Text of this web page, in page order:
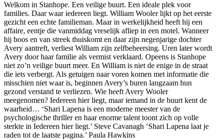
Welkom in Stanhope. Een veilige buurt. Een ideale plek voor
families. Daar waar iedereen liegt. William Wooler lijkt op het eerste
gezicht een echte familieman. Maar in werkelijkheid heeft hij een
affaire, eentje die vanmiddag vreselijk afliep in een motel. Wanneer
hij boos en van streek thuiskomt en daar zijn negenjarige dochter
Avery aantreft, verliest William zijn zelfbeheersing. Uren later wordt
Avery door haar familie als vermist verklaard. Opeens is Stanhope
niet zo’n veilige buurt meer. En William is niet de enige in de straat
die iets verbergt. Als getuigen naar voren komen met informatie die
misschien niet waar is, beginnen Avery’s buren langzaam hun
gezond verstand te verliezen. Wie heeft Avery Wooler
meegenomen? Iedereen hier liegt, maar iemand in de buurt kent de
waarheid… ‘Shari Lapena is een moderne meester van de
psychologische thriller en haar enorme talent toont zich op volle
sterkte in Iedereen hier liegt.’ Steve Cavanagh ‘Shari Lapena laat je
raden tot de laatste pagina.’ Paula Hawkins